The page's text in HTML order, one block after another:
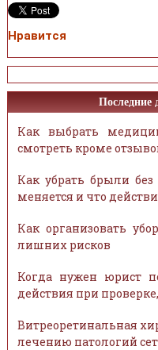
Нравится
Последние
Как выбрать
смотреть кроме
Как убрать брыли
меняется и что
Как организовать
лишних рисков
Когда нужен юрист
действия при
Витреоретинальная
лечению патологий